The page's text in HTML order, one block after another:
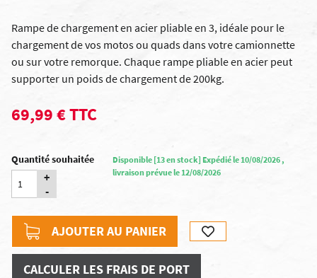
Rampe de chargement en acier pliable en 3, idéale pour le
chargement de vos motos ou quads dans votre camionnette
ou sur votre remorque. Chaque rampe pliable en acier peut
supporter un poids de chargement de 200kg.
69,99 € TTC
Quantité souhaitée
+
-
Disponible [13 en stock] Expédié le 10/08/2026 ,
livraison prévue le 12/08/2026
AJOUTER AU PANIER
CALCULER LES FRAIS DE PORT